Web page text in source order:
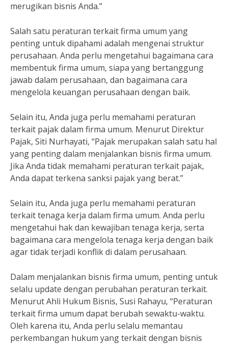
merugikan bisnis Anda.”
Salah satu peraturan terkait firma umum yang
penting untuk dipahami adalah mengenai struktur
perusahaan. Anda perlu mengetahui bagaimana cara
membentuk firma umum, siapa yang bertanggung
jawab dalam perusahaan, dan bagaimana cara
mengelola keuangan perusahaan dengan baik.
Selain itu, Anda juga perlu memahami peraturan
terkait pajak dalam firma umum. Menurut Direktur
Pajak, Siti Nurhayati, “Pajak merupakan salah satu hal
yang penting dalam menjalankan bisnis firma umum.
Jika Anda tidak memahami peraturan terkait pajak,
Anda dapat terkena sanksi pajak yang berat.”
Selain itu, Anda juga perlu memahami peraturan
terkait tenaga kerja dalam firma umum. Anda perlu
mengetahui hak dan kewajiban tenaga kerja, serta
bagaimana cara mengelola tenaga kerja dengan baik
agar tidak terjadi konflik di dalam perusahaan.
Dalam menjalankan bisnis firma umum, penting untuk
selalu update dengan perubahan peraturan terkait.
Menurut Ahli Hukum Bisnis, Susi Rahayu, “Peraturan
terkait firma umum dapat berubah sewaktu-waktu.
Oleh karena itu, Anda perlu selalu memantau
perkembangan hukum yang terkait dengan bisnis